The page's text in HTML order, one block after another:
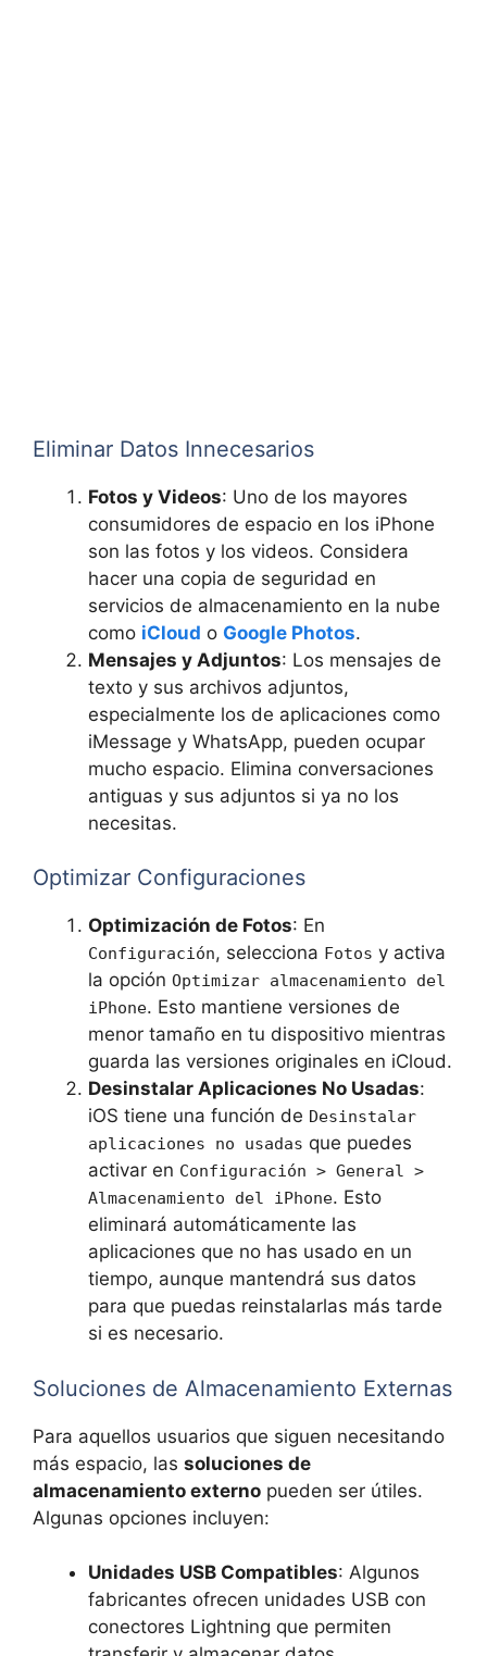
Eliminar Datos Innecesarios
Fotos y Videos: Uno de los mayores
consumidores de espacio en los iPhone
son las fotos y los videos. Considera
hacer una copia de seguridad en
servicios de almacenamiento en la nube
como iCloud o Google Photos.
Mensajes y Adjuntos: Los mensajes de
texto y sus archivos adjuntos,
especialmente los de aplicaciones como
iMessage y WhatsApp, pueden ocupar
mucho espacio. Elimina conversaciones
antiguas y sus adjuntos si ya no los
necesitas.
Optimizar Configuraciones
Optimización de Fotos: En
Configuración, selecciona Fotos y activa
la opción Optimizar almacenamiento del
iPhone. Esto mantiene versiones de
menor tamaño en tu dispositivo mientras
guarda las versiones originales en iCloud.
Desinstalar Aplicaciones No Usadas:
iOS tiene una función de Desinstalar
aplicaciones no usadas que puedes
activar en Configuración > General >
Almacenamiento del iPhone. Esto
eliminará automáticamente las
aplicaciones que no has usado en un
tiempo, aunque mantendrá sus datos
para que puedas reinstalarlas más tarde
si es necesario.
Soluciones de Almacenamiento Externas
Para aquellos usuarios que siguen necesitando
más espacio, las soluciones de
almacenamiento externo pueden ser útiles.
Algunas opciones incluyen:
Unidades USB Compatibles: Algunos
fabricantes ofrecen unidades USB con
conectores Lightning que permiten